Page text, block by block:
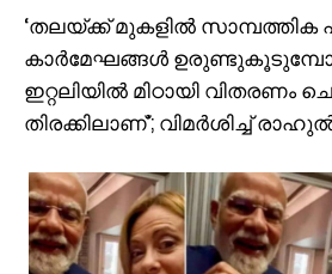
‘തലയ്ക്ക് മുകളിൽ
കാർമേഘങ്ങൾ
ഇറ്റലിയിൽ മിഠായി വിതരണം
തിരക്കിലാണ്’; വിമർശിച്ച്